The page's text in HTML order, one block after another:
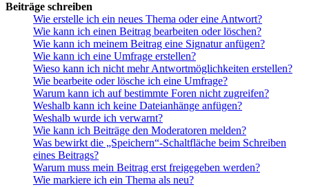
Beiträge schreiben
Wie erstelle ich ein neues Thema oder eine Antwort?
Wie kann ich einen Beitrag bearbeiten oder löschen?
Wie kann ich meinem Beitrag eine Signatur anfügen?
Wie kann ich eine Umfrage erstellen?
Wieso kann ich nicht mehr Antwortmöglichkeiten erstellen?
Wie bearbeite oder lösche ich eine Umfrage?
Warum kann ich auf bestimmte Foren nicht zugreifen?
Weshalb kann ich keine Dateianhänge anfügen?
Weshalb wurde ich verwarnt?
Wie kann ich Beiträge den Moderatoren melden?
Was bewirkt die „Speichern“-Schaltfläche beim Schreiben
eines Beitrags?
Warum muss mein Beitrag erst freigegeben werden?
Wie markiere ich ein Thema als neu?